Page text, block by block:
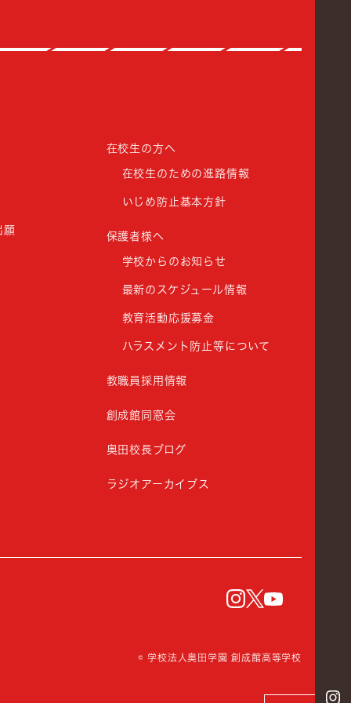
願
在校生の方へ
在校生のための進路情報
いじめ防止基本方針
保護者様へ
学校からのお知らせ
最新のスケジュール情報
教育活動応援募金
ハラスメント防止等について
教職員採用情報
創成館同窓会
奥田校長ブログ
ラジオアーカイブス
instagram
© 学校法人奥田学園 創成館高等学校